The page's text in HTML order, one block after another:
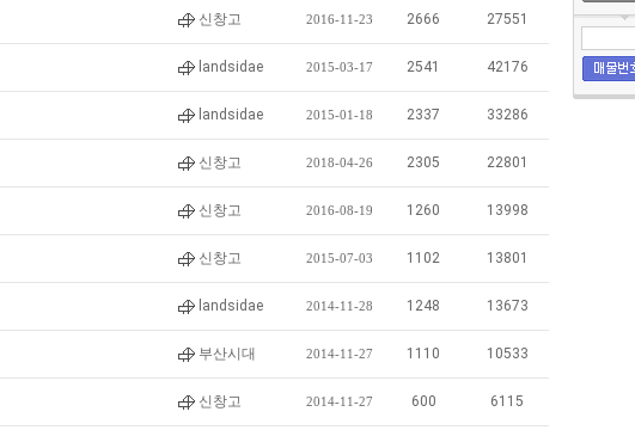
신창고 2016-11-23 2666 27551
landsidae 2015-03-17 2541 42176
landsidae 2015-01-18 2337 33286
신창고 2018-04-26 2305 22801
신창고 2016-08-19 1260 13998
신창고 2015-07-03 1102 13801
landsidae 2014-11-28 1248 13673
부산시대 2014-11-27 1110 10533
신창고 2014-11-27 600 6115